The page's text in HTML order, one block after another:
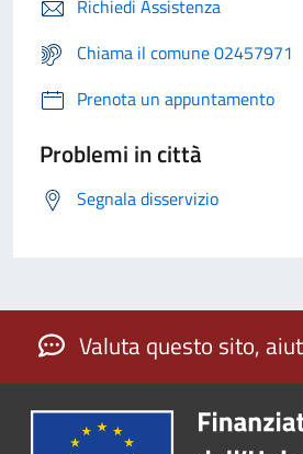
Richiedi Assistenza
Chiama il comune 02457971
Prenota un appuntamento
Problemi in città
Segnala disservizio
Valuta questo sito,